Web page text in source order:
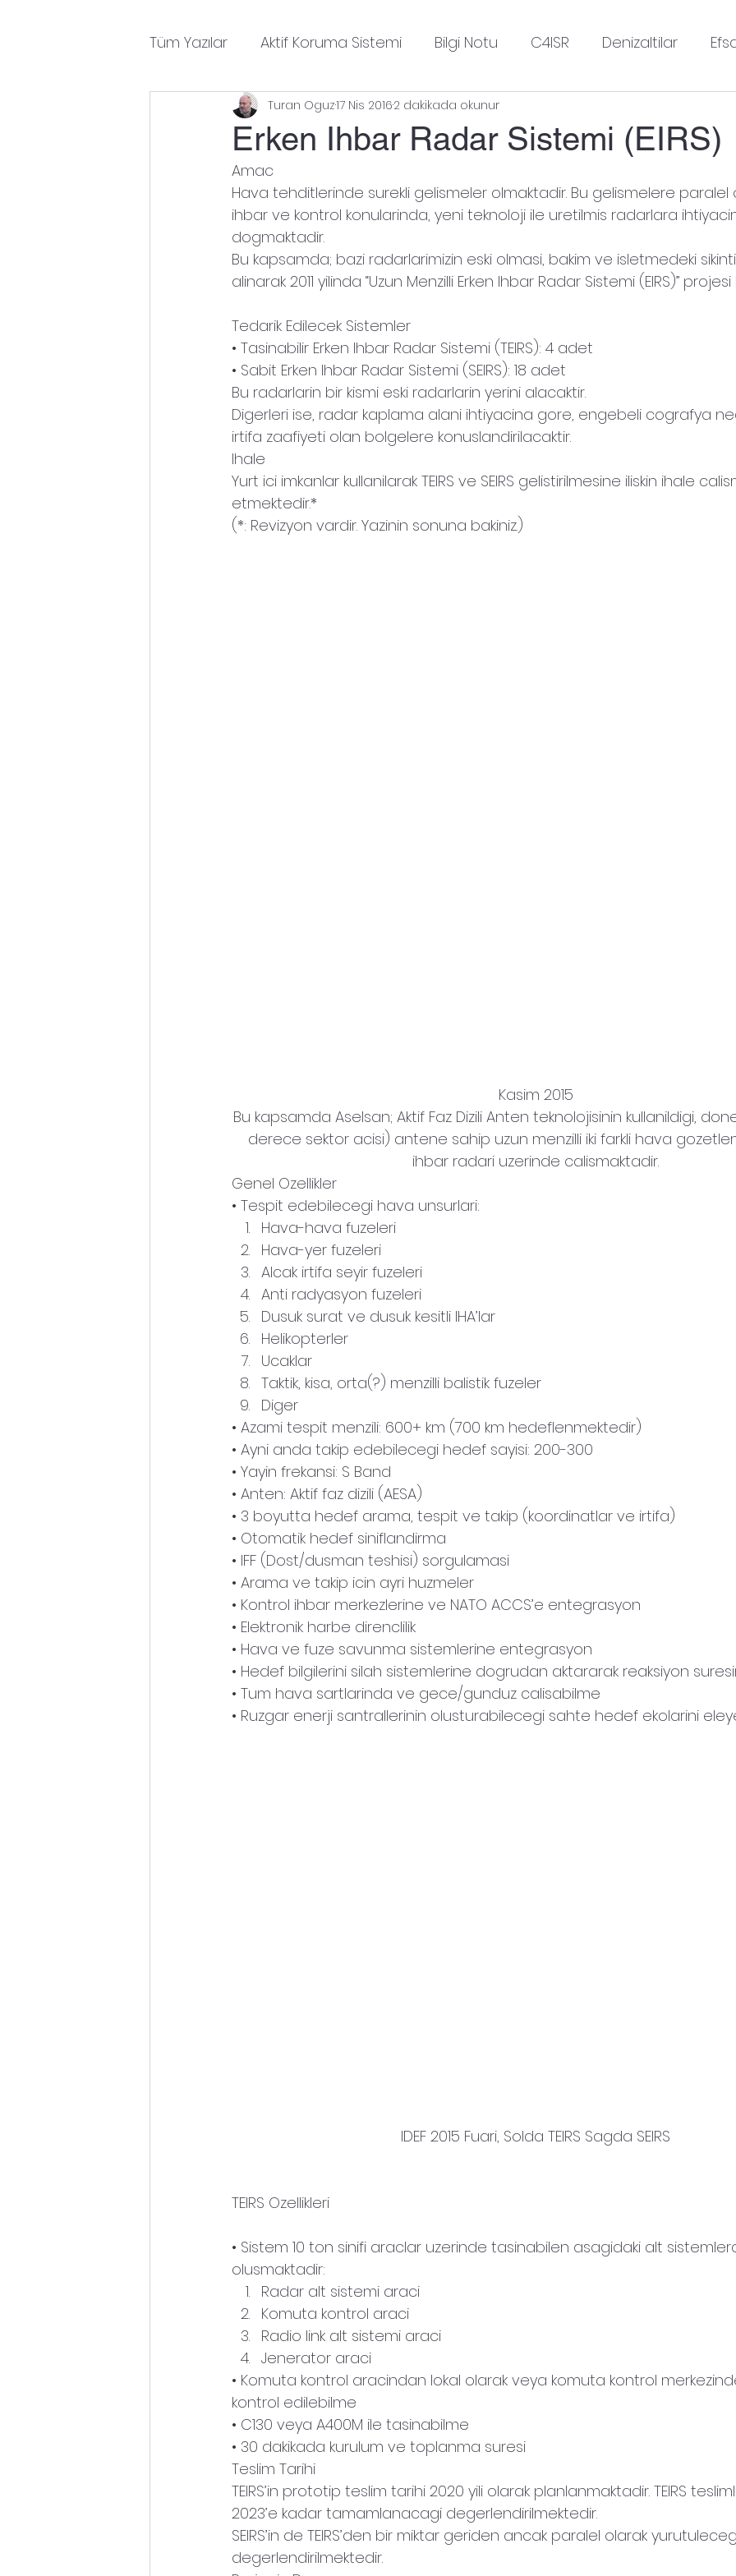
Tüm Yazılar Aktif Koruma Sistemi Bilgi Notu C4ISR Denizaltilar
Elektronik Harp Fuzeler Gecen Hafta Neler Oldu
Hava Savunma Sistemleri
Merak Ettiklerim Muhimmat
Zirhli Araclar
Erken Ihbar Radar Sistemi (EIRS)
Turan Oguz17 Nis 20162 dakikada okunur
Amac
Hava tehditlerinde surekli gelismeler olmaktadir. Bu gelismelere paralel
ihbar ve kontrol konularinda, yeni teknoloji ile uretilmis radarlara
dogmaktadir.
Bu kapsamda; bazi radarlarimizin eski olmasi, bakim ve isletmedeki
alinarak 2011 yilinda “Uzun Menzilli Erken Ihbar Radar Sistemi (EIRS)”
Tedarik Edilecek Sistemler
• Tasinabilir Erken Ihbar Radar Sistemi (TEIRS): 4 adet
• Sabit Erken Ihbar Radar Sistemi (SEIRS): 18 adet
Bu radarlarin bir kismi eski radarlarin yerini alacaktir.
Digerleri ise, radar kaplama alani ihtiyacina gore, engebeli cografya
irtifa zaafiyeti olan bolgelere konuslandirilacaktir.
Ihale
Yurt ici imkanlar kullanilarak TEIRS ve SEIRS gelistirilmesine iliskin ihale
etmektedir.*
(*: Revizyon vardir. Yazinin sonuna bakiniz.)
Kasim 2015
Bu kapsamda Aselsan; Aktif Faz Dizili Anten teknolojisinin kullanildigi,
derece sektor acisi) antene sahip uzun menzilli iki farkli hava
ihbar radari uzerinde calismaktadir.
Genel Ozellikler
• Tespit edebilecegi hava unsurlari:
Hava-hava fuzeleri
Hava-yer fuzeleri
Alcak irtifa seyir fuzeleri
Anti radyasyon fuzeleri
Dusuk surat ve dusuk kesitli IHA’lar
Helikopterler
Ucaklar
Taktik, kisa, orta(?) menzilli balistik fuzeler
Diger
• Azami tespit menzili: 600+ km (700 km hedeflenmektedir)
• Ayni anda takip edebilecegi hedef sayisi: 200-300
• Yayin frekansi: S Band
• Anten: Aktif faz dizili (AESA)
• 3 boyutta hedef arama, tespit ve takip (koordinatlar ve irtifa)
• Otomatik hedef siniflandirma
• IFF (Dost/dusman teshisi) sorgulamasi
• Arama ve takip icin ayri huzmeler
• Kontrol ihbar merkezlerine ve NATO ACCS’e entegrasyon
• Elektronik harbe direnclilik
• Hava ve fuze savunma sistemlerine entegrasyon
• Hedef bilgilerini silah sistemlerine dogrudan aktararak reaksiyon
• Tum hava sartlarinda ve gece/gunduz calisabilme
• Ruzgar enerji santrallerinin olusturabilecegi sahte hedef ekolarini
IDEF 2015 Fuari, Solda TEIRS Sagda SEIRS
TEIRS Ozellikleri
• Sistem 10 ton sinifi araclar uzerinde tasinabilen asagidaki alt
olusmaktadir:
Radar alt sistemi araci
Komuta kontrol araci
Radio link alt sistemi araci
Jenerator araci
• Komuta kontrol aracindan lokal olarak veya komuta kontrol
kontrol edilebilme
• C130 veya A400M ile tasinabilme
• 30 dakikada kurulum ve toplanma suresi
Teslim Tarihi
TEIRS’in prototip teslim tarihi 2020 yili olarak planlanmaktadir. TEIRS
2023’e kadar tamamlanacagi degerlendirilmektedir.
SEIRS’in de TEIRS’den bir miktar geriden ancak paralel olarak
degerlendirilmektedir.